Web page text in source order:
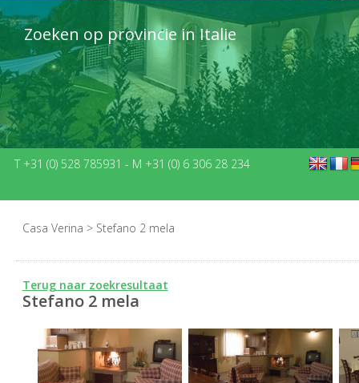
Zoeken op provincie in Italie
T +31 (0) 528 785931 - M +31 (0) 6 306 28 234
Casa Verina > Stefano 2 mela
Terug naar zoekresultaat
Stefano 2 mela